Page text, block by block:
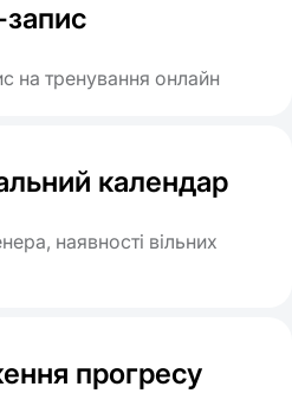
на тренування онлайн
календар
наявності вільних
прогресу